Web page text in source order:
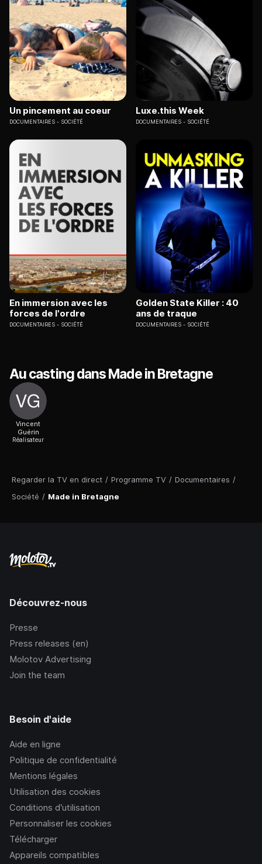
Regarder la TV en direct / Programme TV / Documentaires /
Société / Made in Bretagne
Un pincement au coeur
DOCUMENTAIRES SOCIÉTÉ
Luxe.this Week
DOCUMENTAIRES SOCIÉTÉ
En immersion avec les
forces de l'ordre
DOCUMENTAIRES SOCIÉTÉ
Golden State Killer : 40
ans de traque
DOCUMENTAIRES SOCIÉTÉ
Au casting dans Made in Bretagne
Vincent
Guérin
Réalisateur
Découvrez-nous
Presse
Press releases (en)
Molotov Advertising
Join the team
Besoin d'aide
Aide en ligne
Politique de confidentialité
Mentions légales
Utilisation des cookies
Conditions d’utilisation
Personnaliser les cookies
Télécharger
Appareils compatibles